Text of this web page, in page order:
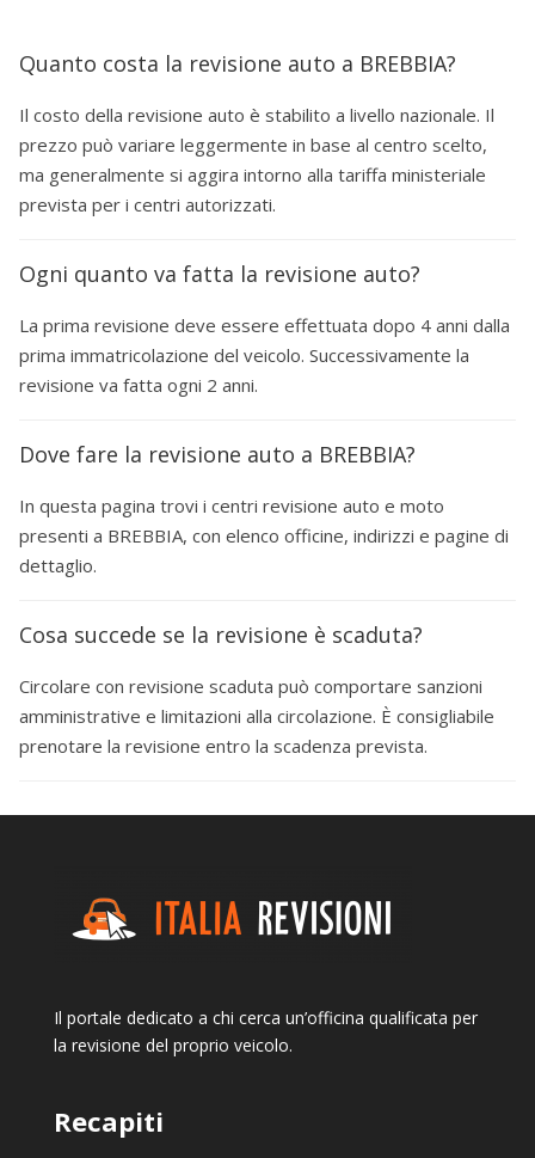
Quanto costa la revisione auto a BREBBIA?
Il costo della revisione auto è stabilito a livello nazionale. Il
prezzo può variare leggermente in base al centro scelto,
ma generalmente si aggira intorno alla tariffa ministeriale
prevista per i centri autorizzati.
Ogni quanto va fatta la revisione auto?
La prima revisione deve essere effettuata dopo 4 anni dalla
prima immatricolazione del veicolo. Successivamente la
revisione va fatta ogni 2 anni.
Dove fare la revisione auto a BREBBIA?
In questa pagina trovi i centri revisione auto e moto
presenti a BREBBIA, con elenco officine, indirizzi e pagine di
dettaglio.
Cosa succede se la revisione è scaduta?
Circolare con revisione scaduta può comportare sanzioni
amministrative e limitazioni alla circolazione. È consigliabile
prenotare la revisione entro la scadenza prevista.
Il portale dedicato a chi cerca un’officina qualificata per
la revisione del proprio veicolo.
Recapiti